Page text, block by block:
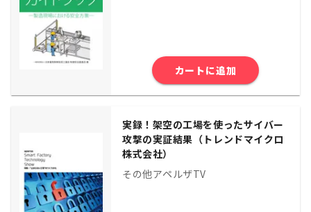
カートに追加
実録！架空の工場を使ったサイバー
攻撃の実証結果（トレンドマイクロ
株式会社）
その他アペルザTV